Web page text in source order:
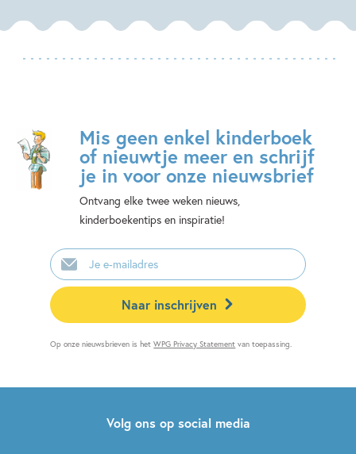
Mis geen enkel kinderboek
of nieuwtje meer en schrijf
je in voor onze nieuwsbrief
Ontvang elke twee weken nieuws,
kinderboekentips en inspiratie!
E-
mailadres
Naar inschrijven
Op onze nieuwsbrieven is hetWPG Privacy Statement van toepassing.
Volg ons op social media